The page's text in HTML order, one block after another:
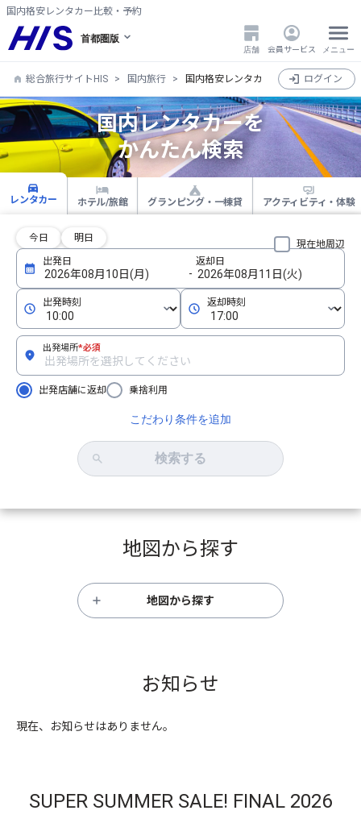
国内格安レンタカー比較・予約
首都圏版
店舗 会員サービス メニュー
総合旅行サイトHIS 国内旅行 国内格安レンタカー比較・検索・予約
ログイン
国内レンタカーを
かんたん検索
レンタカー ホテル/旅館 グランピング・一棟貸 アクティビティ・体験
現在地周辺
今日 明日
出発場所*必須
出発店舗に返却 乗捨利用
こだわり条件を追加
検索する
地図から探す
地図から探す
お知らせ
現在、お知らせはありません。
SUPER SUMMER SALE! FINAL 2026